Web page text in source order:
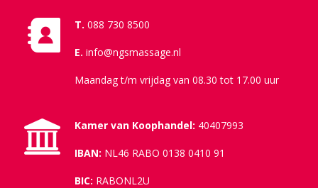
T. 088 730 8500
E. info@ngsmassage.nl
Maandag t/m vrijdag van 08.30 tot 17.00 uur
Kamer van Koophandel: 40407993
IBAN: NL46 RABO 0138 0410 91
BIC: RABONL2U